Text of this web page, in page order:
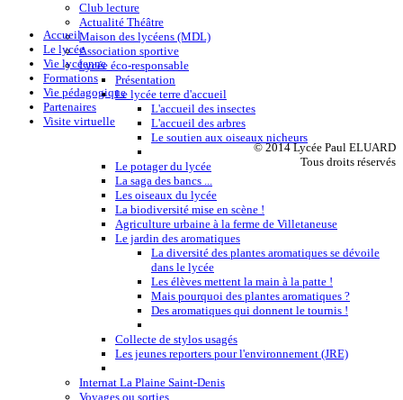
Club lecture
Actualité Théâtre
Maison des lycéens (MDL)
Association sportive
Lycée éco-responsable
Présentation
Le lycée terre d'accueil
L'accueil des insectes
L'accueil des arbres
Le soutien aux oiseaux nicheurs
Le potager du lycée
La saga des bancs ...
Les oiseaux du lycée
La biodiversité mise en scène !
Agriculture urbaine à la ferme de Villetaneuse
Le jardin des aromatiques
La diversité des plantes aromatiques se dévoile
dans le lycée
Les élèves mettent la main à la patte !
Mais pourquoi des plantes aromatiques ?
Des aromatiques qui donnent le tournis !
Collecte de stylos usagés
Les jeunes reporters pour l'environnement (JRE)
Internat La Plaine Saint-Denis
Voyages ou sorties
Accueil
Le lycée
Vie lycéenne
Formations
Vie pédagogique
Partenaires
Visite virtuelle
© 2014 Lycée Paul ELUARD
Tous droits réservés